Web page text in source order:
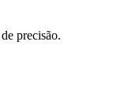
precisão.